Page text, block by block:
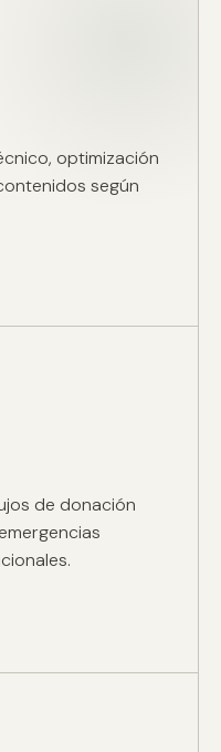
optimización
según
de donación